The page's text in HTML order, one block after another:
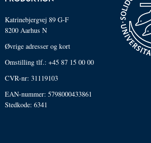
Katrinebjergvej 89 G-F
8200 Aarhus N
Øvrige adresser og kort
Omstilling tlf.: +45 87 15 00 00
CVR-nr: 31119103
EAN-nummer: 5798000433861
Stedkode: 6341